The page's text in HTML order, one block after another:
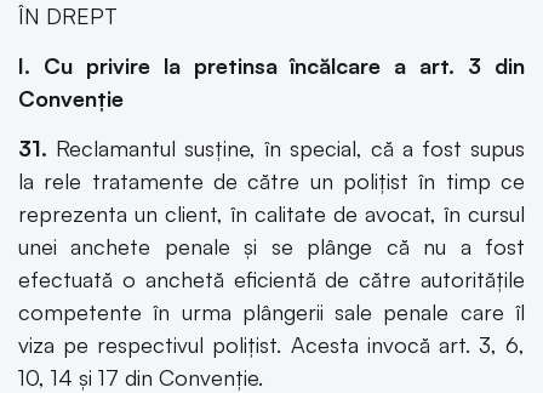
ÎN DREPT
I. Cu privire la pretinsa încălcare a art. 3 din
Convenţie
31. Reclamantul susţine, în special, că a fost supus
la rele tratamente de către un poliţist în timp ce
reprezenta un client, în calitate de avocat, în cursul
unei anchete penale şi se plânge că nu a fost
efectuată o anchetă eficientă de către autorităţile
competente în urma plângerii sale penale care îl
viza pe respectivul poliţist. Acesta invocă art. 3, 6,
10, 14 şi 17 din Convenţie.